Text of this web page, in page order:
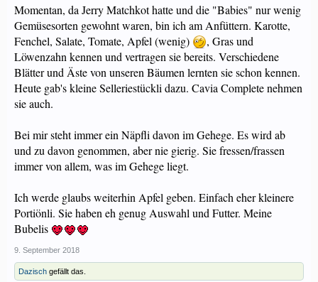
Momentan, da Jerry Matchkot hatte und die "Babies" nur wenig
Gemüsesorten gewohnt waren, bin ich am Anfüttern. Karotte,
Fenchel, Salate, Tomate, Apfel (wenig)
, Gras und
Löwenzahn kennen und vertragen sie bereits. Verschiedene
Blätter und Äste von unseren Bäumen lernten sie schon kennen.
Heute gab's kleine Selleriestückli dazu. Cavia Complete nehmen
sie auch.
Bei mir steht immer ein Näpfli davon im Gehege. Es wird ab
und zu davon genommen, aber nie gierig. Sie fressen/frassen
immer von allem, was im Gehege liegt.
Ich werde glaubs weiterhin Apfel geben. Einfach eher kleinere
Portiönli. Sie haben eh genug Auswahl und Futter. Meine
Bubelis
9. September 2018
Dazisch gefällt das.